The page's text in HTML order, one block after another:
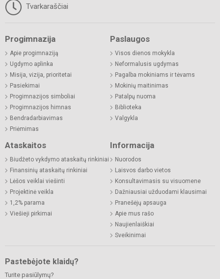
Tvarkaraščiai
Progimnazija
Apie progimnaziją
Ugdymo aplinka
Misija, vizija, prioritetai
Pasiekimai
Progimnazijos simboliai
Progimnazijos himnas
Bendradarbiavimas
Priėmimas
Paslaugos
Visos dienos mokykla
Neformalusis ugdymas
Pagalba mokiniams ir tėvams
Mokinių maitinimas
Patalpų nuoma
Biblioteka
Valgykla
Ataskaitos
Biudžeto vykdymo ataskaitų rinkiniai
Finansinių ataskaitų rinkiniai
Lėšos veiklai viešinti
Projektinė veikla
1,2% parama
Viešieji pirkimai
Informacija
Nuorodos
Laisvos darbo vietos
Konsultavimasis su visuomene
Dažniausiai užduodami klausimai
Pranešėjų apsauga
Apie mus rašo
Naujienlaiškiai
Sveikinimai
Pastebėjote klaidų?
Turite pasiūlymų?